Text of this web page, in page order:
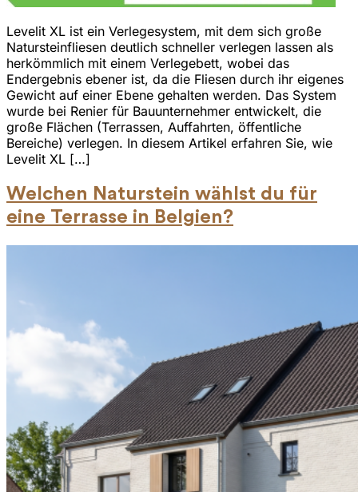
Levelit XL ist ein Verlegesystem, mit dem sich große
Natursteinfliesen deutlich schneller verlegen lassen als
herkömmlich mit einem Verlegebett, wobei das
Endergebnis ebener ist, da die Fliesen durch ihr eigenes
Gewicht auf einer Ebene gehalten werden. Das System
wurde bei Renier für Bauunternehmer entwickelt, die
große Flächen (Terrassen, Auffahrten, öffentliche
Bereiche) verlegen. In diesem Artikel erfahren Sie, wie
Levelit XL […]
Welchen Naturstein wählst du für
eine Terrasse in Belgien?